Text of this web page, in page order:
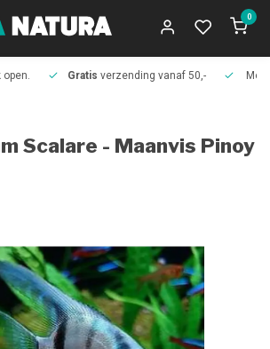
0
open. Gratis verzending vanaf 50,-
Scalare - Maanvis Pinoy